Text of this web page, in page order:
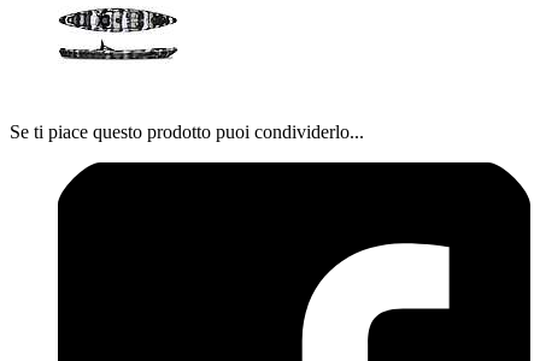
Se ti piace questo prodotto puoi condividerlo...